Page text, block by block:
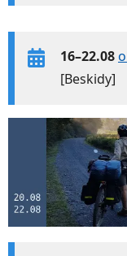
16–22.08
[Beskidy]